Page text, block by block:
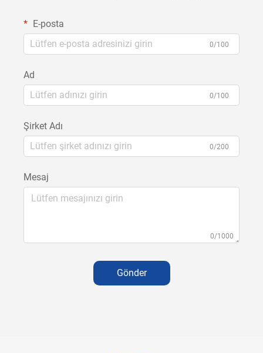
E-posta
0/100
Ad
0/100
Şirket Adı
0/200
Mesaj
0/1000
Gönder